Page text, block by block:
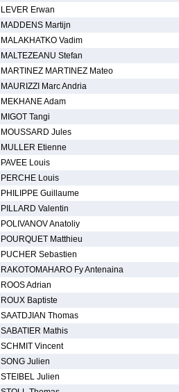
LEVER Erwan
MADDENS Martijn
MALAKHATKO Vadim
MALTEZEANU Stefan
MARTINEZ MARTINEZ Mateo
MAURIZZI Marc Andria
MEKHANE Adam
MIGOT Tangi
MOUSSARD Jules
MULLER Etienne
PAVEE Louis
PERCHE Louis
PHILIPPE Guillaume
PILLARD Valentin
POLIVANOV Anatoliy
POURQUET Matthieu
PUCHER Sebastien
RAKOTOMAHARO Fy Antenaina
ROOS Adrian
ROUX Baptiste
SAATDJIAN Thomas
SABATIER Mathis
SCHMIT Vincent
SONG Julien
STEIBEL Julien